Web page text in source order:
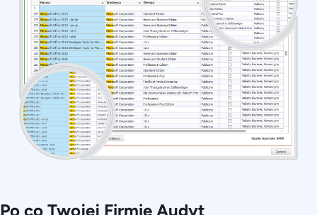
Po co Twojej Firmie Audyt